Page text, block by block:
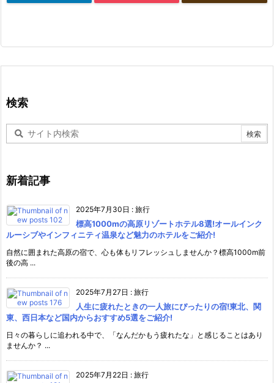
検索
新着記事
2025年7月30日 : 旅行
標高1000mの高原リゾートホテル8選!オールインク
ルーシブやインフィニティ温泉など魅力のホテルをご紹介!
自然に囲まれた高原の宿で、心も体もリフレッシュしませんか？標高1000m前
後の高 ...
2025年7月27日 : 旅行
人生に疲れたときの一人旅にぴったりの宿!東北、関
東、西日本など国内からおすすめ5選をご紹介!
日々の暮らしに追われる中で、「なんだかもう疲れたな」と感じることはあり
ませんか？ ...
2025年7月22日 : 旅行